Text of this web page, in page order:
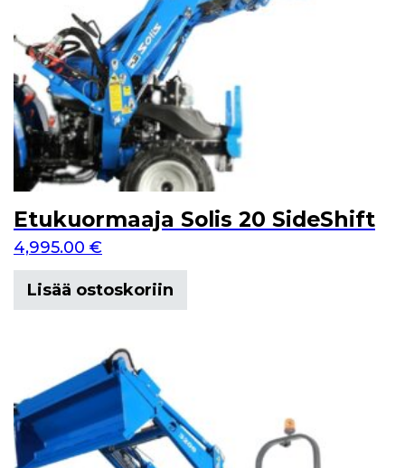
Etukuormaaja Solis 20 SideShift
4,995.00 €
Lisää ostoskoriin